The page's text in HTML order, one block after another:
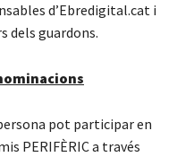
d’Ebredigital.cat i
dels guardons.
pot participar en
PERIFÈRIC a través